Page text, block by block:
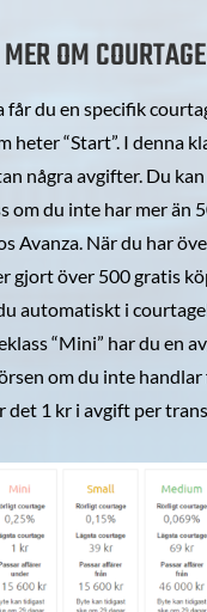
MER OM COURTAGE
får du en specifik
heter “Start”. I denna
några avgifter. Du
om du inte har mer än
Avanza. När du har
gjort över 500 gratis
automatiskt i
“Mini” har du en
om du inte
det 1 kr i avgift per